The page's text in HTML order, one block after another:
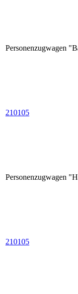
Personenzugwagen
210105
Personenzugwagen
210105